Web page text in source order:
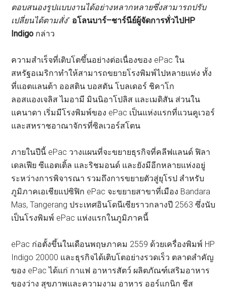
ตอบสนองรูปแบบงานได้อย่างหลากหลายซึ่งสามารถปรับ
เปลี่ยนได้ตามสั่ง” อโลนบาร์–ชาร์นีย์ผู้จัดการทั่วไปHP
Indigo กล่าว
ความสำเร็จที่เติบโตขึ้นอย่างต่อเนื่องของ ePac ใน
สหรัฐอเมริกาทำให้สามารถขยายโรงพิมพ์ไปหลายแห่ง ทั้ง
ที่แอตแลนต้า ออสติน บอสตัน โบลเดอร์ ชิคาโก
ลอสแองเจลิส ไมอามี มินนิอาโปลิส และเมดิสัน ส่วนใน
แคนาดา เริ่มมีโรงพิมพ์ของ ePac เป็นแห่งแรกที่แวนคูเวอร์
และสหราชอาณาจักรที่ซิลเวอร์สโตน
ภายในปีนี้ ePac วางแผนที่จะขยายธุรกิจที่คลีฟแลนด์ ฟิลา
เดลเฟีย ซีแอตเติ้ล และริชมอนด์ และยังมีอีกหลายแห่งอยู่
ระหว่างการพิจารณา รวมถึงการขยายตัวสู่ยุโรป สำหรับ
ภูมิภาคเอเชียแปซิฟิก ePac จะขยายสาขาที่เมือง Bandara
Mas, Tangerang ประเทศอินโดนีเซียราวกลางปี 2563 ซึ่งนับ
เป็นโรงพิมพ์ ePac แห่งแรกในภูมิภาคนี้
ePac ก่อตั้งขึ้นในเดือนพฤษภาคม 2559 ด้วยเครื่องพิมพ์ HP
Indigo 20000 และธุรกิจได้เติบโตอย่างรวดเร็ว ตลาดสำคัญ
ของ ePac ได้แก่ กาแฟ อาหารสัตว์ ผลิตภัณฑ์เสริมอาหาร
ของว่าง สุขภาพและความงาม อาหาร ออร์แกนิก ชีส